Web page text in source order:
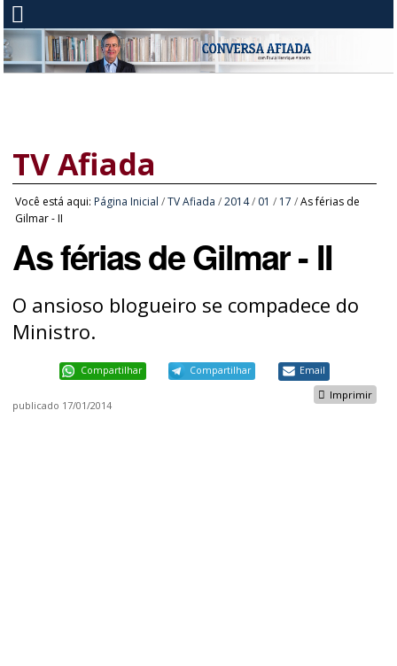
TV Afiada
Você está aqui: Página Inicial /TV Afiada /2014/ 01 / 17 /As férias de
Gilmar - II
As férias de Gilmar - II
O ansioso blogueiro se compadece do
Ministro.
Compartilhar Compartilhar Email
Imprimir
publicado 17/01/2014